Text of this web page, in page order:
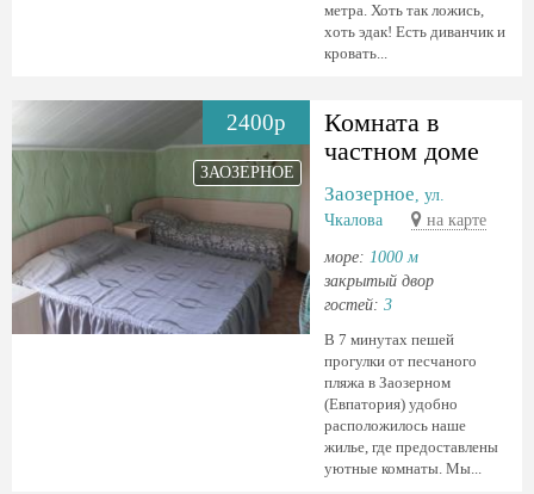
метра. Хоть так ложись,
хоть эдак! Есть диванчик и
кровать...
2400р
ЗАОЗЕРНОЕ
Комната в
частном доме
Заозерное, ул.
Чкалова
на карте
море: 1000 м
закрытый двор
гостей: 3
В 7 минутах пешей
прогулки от песчаного
пляжа в Заозерном
(Евпатория) удобно
расположилось наше
жилье, где предоставлены
уютные комнаты. Мы...